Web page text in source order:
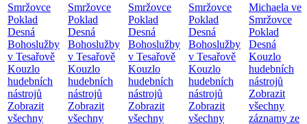
Smržovce
Poklad
Desná
Bohoslužby
v Tesařově
Kouzlo
hudebních
nástrojů
Zobrazit
všechny
Smržovce
Poklad
Desná
Bohoslužby
v Tesařově
Kouzlo
hudebních
nástrojů
Zobrazit
všechny
Smržovce
Poklad
Desná
Bohoslužby
v Tesařově
Kouzlo
hudebních
nástrojů
Zobrazit
všechny
Smržovce
Poklad
Desná
Bohoslužby
v Tesařově
Kouzlo
hudebních
nástrojů
Zobrazit
všechny
Michaela ve
Smržovce
Poklad
Desná
Kouzlo
hudebních
nástrojů
Zobrazit
všechny
záznamy ze